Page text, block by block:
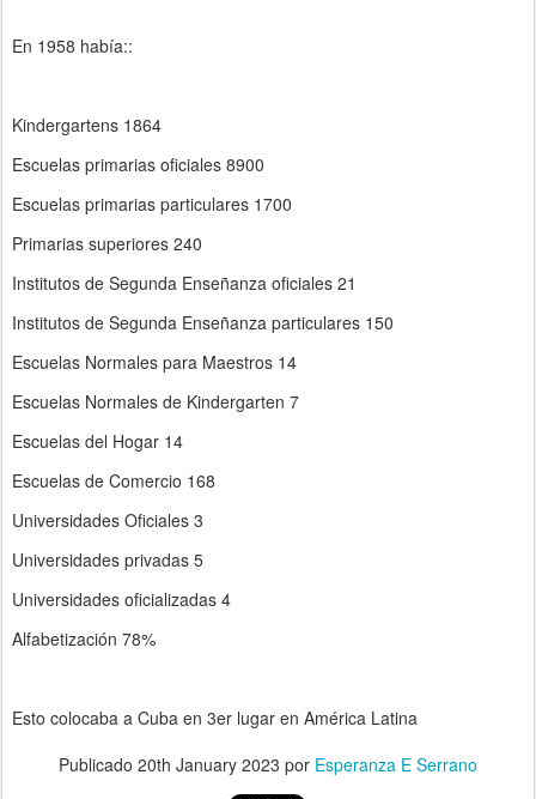
En 1958 había::
Kindergartens 1864
Escuelas primarias oficiales 8900
Escuelas primarias particulares 1700
Primarias superiores 240
Institutos de Segunda Enseñanza oficiales 21
Institutos de Segunda Enseñanza particulares 150
Escuelas Normales para Maestros 14
Escuelas Normales de Kindergarten 7
Escuelas del Hogar 14
Escuelas de Comercio 168
Universidades Oficiales 3
Universidades privadas 5
Universidades oficializadas 4
Alfabetización 78%
Esto colocaba a Cuba en 3er lugar en América Latina
Publicado 20th January 2023 por Esperanza E Serrano